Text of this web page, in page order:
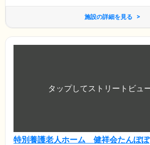
施設の詳細を見る
特別養護老人ホーム 健祥会たんぽぽ